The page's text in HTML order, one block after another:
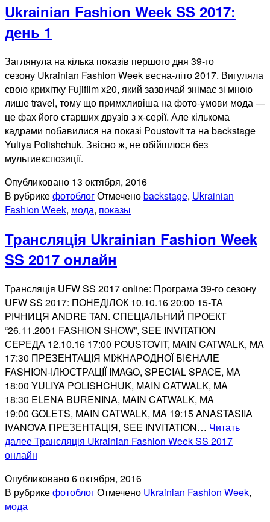
Ukrainian Fashion Week SS 2017:
день 1
Заглянула на кілька показів першого дня 39-го
сезону Ukrainian Fashion Week весна-літо 2017. Вигуляла
свою крихітку Fujifilm x20, який зазвичай знімає зі мною
лише travel, тому що примхливіша на фото-умови мода —
це фах його старших друзів з х-серії. Але кількома
кадрами побавилися на показі Poustovit та на backstage
Yuliya Polishchuk. Звісно ж, не обійшлося без
мультиекспозиції.
Опубликовано 13 октября, 2016
В рубрикефотоблогОтмеченоbackstage, Ukrainian
Fashion Week, мода, показы
Трансляція Ukrainian Fashion Week
SS 2017 онлайн
Трансляція UFW SS 2017 online: Програма 39-го сезону
UFW SS 2017: ПОНЕДІЛОК 10.10.16 20:00 15-ТА
РІЧНИЦЯ ANDRE TAN. СПЕЦІАЛЬНИЙ ПРОЕКТ
“26.11.2001 FASHION SHOW”, SEE INVITATION
СЕРЕДА 12.10.16 17:00 POUSTOVIT, MAIN CATWALK, MA
17:30 ПРЕЗЕНТАЦІЯ МІЖНАРОДНОЇ БІЄНАЛЕ
FASHION-ІЛЮСТРАЦІЇ IMAGO, SPECIAL SPACE, MA
18:00 YULIYA POLISHCHUK, MAIN CATWALK, MA
18:30 ELENA BURENINA, MAIN CATWALK, MA
19:00 GOLETS, MAIN CATWALK, MA 19:15 ANASTASIIA
IVANOVA ПРЕЗЕНТАЦІЯ, SEE INVITATION… Читать
далееТрансляція Ukrainian Fashion Week SS 2017
онлайн
Опубликовано6 октября, 2016
В рубрикефотоблогОтмечено Ukrainian Fashion Week,
мода